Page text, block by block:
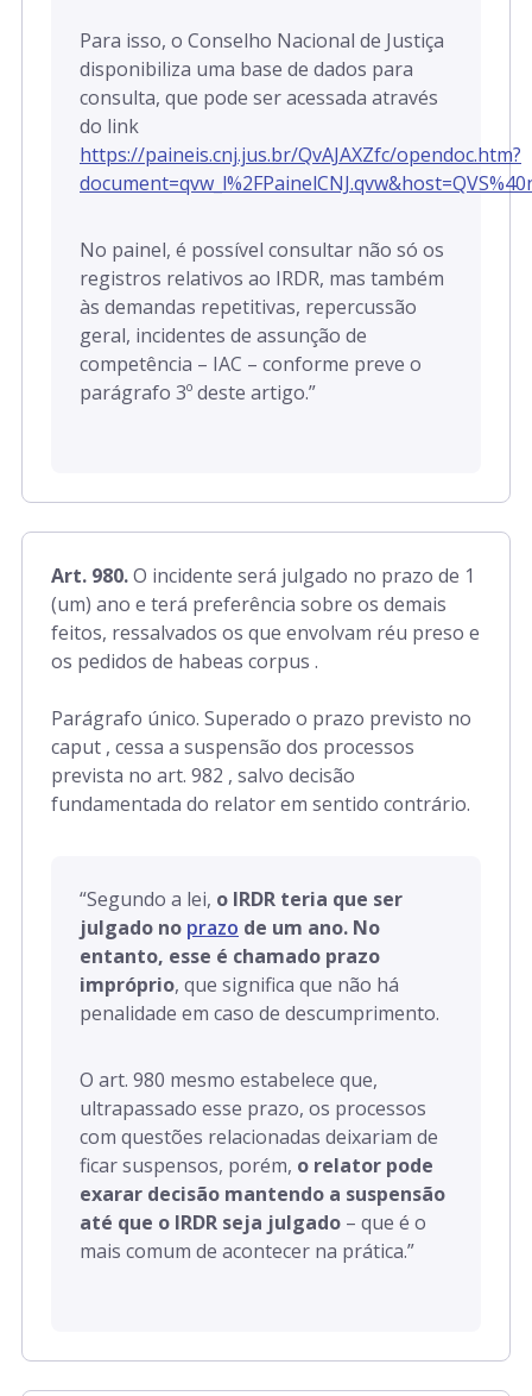
Para isso, o Conselho Nacional de Justiça
disponibiliza uma base de dados para
consulta, que pode ser acessada através
do link
https://paineis.cnj.jus.br/QvAJAXZfc/opendoc.htm?
No painel, é possível consultar não só os
registros relativos ao IRDR, mas também
às demandas repetitivas, repercussão
geral, incidentes de assunção de
competência – IAC – conforme preve o
parágrafo 3º deste artigo.”
Art. 980.O incidente será julgado no prazo de 1
(um) ano e terá preferência sobre os demais
feitos, ressalvados os que envolvam réu preso e
os pedidos de habeas corpus .
Parágrafo único. Superado o prazo previsto no
caput , cessa a suspensão dos processos
prevista no art. 982 , salvo decisão
fundamentada do relator em sentido contrário.
“Segundo a lei, o IRDR teria que ser
julgado no prazo de um ano. No
entanto, esse é chamado prazo
impróprio, que significa que não há
penalidade em caso de descumprimento.
O art. 980 mesmo estabelece que,
ultrapassado esse prazo, os processos
com questões relacionadas deixariam de
ficar suspensos, porém, o relator pode
exarar decisão mantendo a suspensão
até que o IRDR seja julgado – que é o
mais comum de acontecer na prática.”